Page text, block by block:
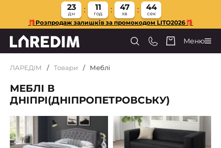
23
дн
11
год
47
хв
42
сек
🎁Розпродаж залишків за промокодом LITO2026🎁
Меню
ЛАРЕДІМ Товари Меблі
МЕБЛІ В
ДНІПРІ(ДНІПРОПЕТРОВСЬКУ)